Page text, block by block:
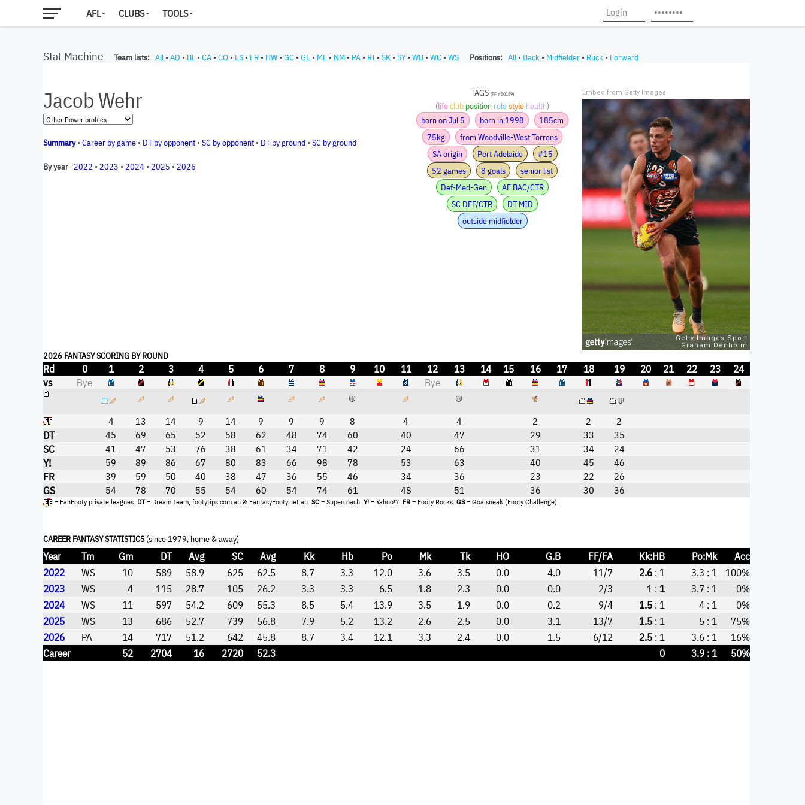
AFL CLUBS TOOLS
Stat Machine Team lists: All • AD • BL • CA • CO • ES • FR • HW • GC • GE • ME • NM • PA • RI • SK • SY• WB • WC • WS Positions: All • Back • Midfielder • Ruck • Forward